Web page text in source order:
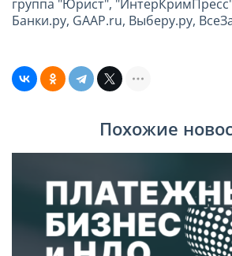
группа "Юрист",
Банки.ру, GAAP.ru, Выберу.ру,
Похожие